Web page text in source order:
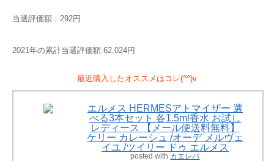
当選評価額：292円
2021年の累計当選評価額:62,024円
最近購入したオススメはコレ(^^)v
エルメス HERMESアトマイザー 選
べる3本セット 各1.5ml香水 お試し
レディース 【メール便送料無料】
ケリー カレーシュ /オーデ メルヴェ
イユ /ツイリー ドゥ エルメス
posted with カエレバ